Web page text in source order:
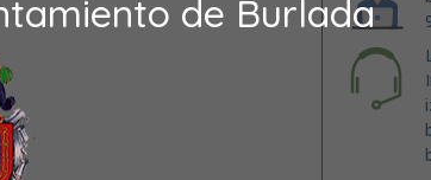
de Burlada